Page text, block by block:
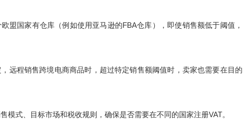
国家有仓库（例如使用亚马逊的FBA仓库），即使销售额低于阈值，
程销售跨境电商商品时，超过特定销售额阈值时，卖家也需要在目的
式、目标市场和税收规则，确保是否需要在不同的国家注册VAT。